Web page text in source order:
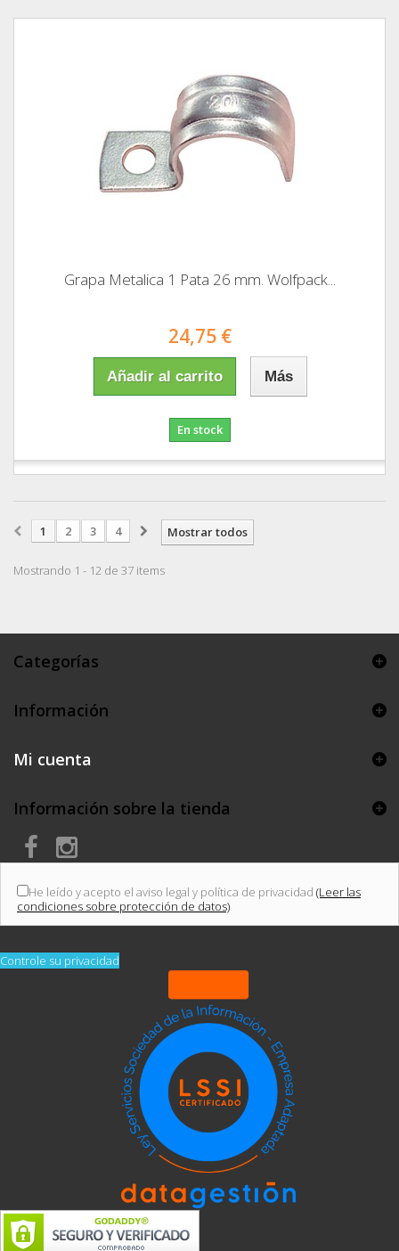
Grapa Metalica 1 Pata 26 mm. Wolfpack...
24,75 €
Añadir al carrito Más
En stock
Mostrar todos
1 2 3 4
Mostrando 1 - 12 de 37 items
Categorías
Información
Mi cuenta
Información sobre la tienda
He leído y acepto el aviso legal y política de privacidad (Leer las
condiciones sobre protección de datos)
Controle su privacidad